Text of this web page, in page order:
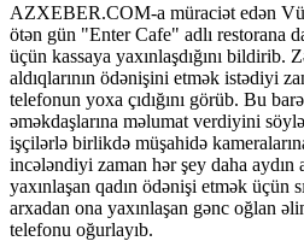
AZXEBER.COM-a müraciət edən
ötən gün "Enter Cafe" adlı restorana
üçün kassaya yaxınlaşdığını bildirib.
aldıqlarının ödənişini etmək istədiyi
telefonun yoxa çıdığını görüb. Bu
əməkdaşlarına məlumat verdiyini
işçilərlə birlikdə müşahidə
incələndiyi zaman hər şey daha aydın
yaxınlaşan qadın ödənişi etmək üçün
arxadan ona yaxınlaşan gənc oğlan
telefonu oğurlayıb.